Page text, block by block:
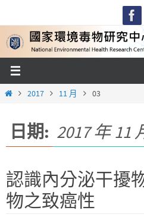
content
Home2017 11 月 03
日期: 2017 年 11
認識內分泌干擾
物之致癌性